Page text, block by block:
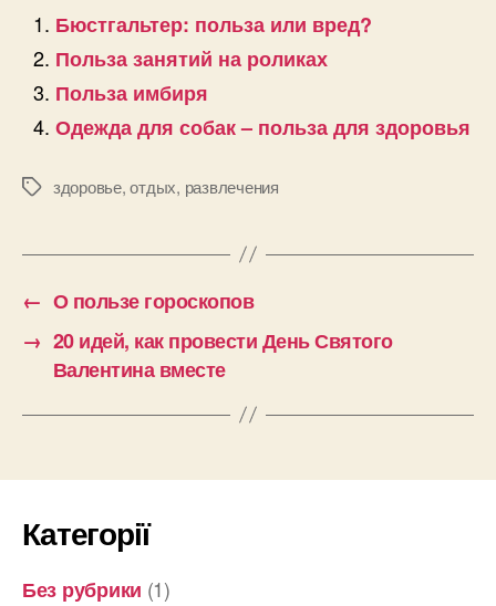
Бюстгальтер: польза или вред?
Польза занятий на роликах
Польза имбиря
Одежда для собак – польза для здоровья
Позначки
здоровье,отдых, развлечения
← О пользе гороскопов
→ 20 идей, как провести День Святого
Валентина вместе
Категорії
Без рубрики (1)